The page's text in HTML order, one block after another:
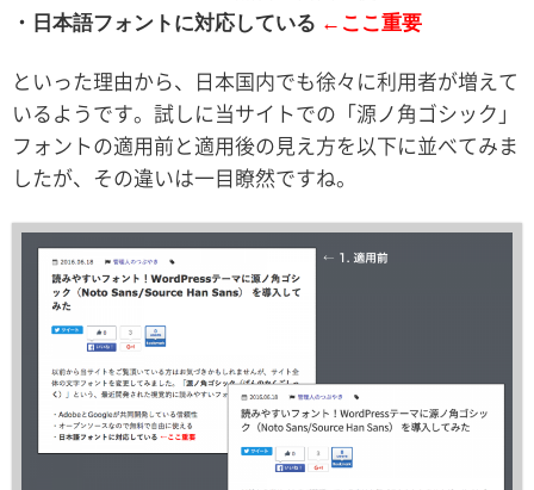
・ 日本語フォントに対応している ←ここ重要
といった理由から、日本国内でも徐々に利用者が増えて
いるようです。試しに当サイトでの「源ノ角ゴシック」
フォントの適用前と適用後の見え方を以下に並べてみま
したが、その違いは一目瞭然ですね。